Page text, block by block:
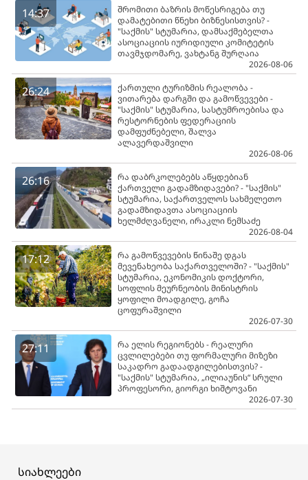
14:37
შრომითი ბაზრის მოწესრიგება თუ
დამატებითი წნეხი ბიზნესისთვის? -
"საქმის" სტუმარია, დამსაქმებელთა
ასოციაციის იურიდიული კომიტეტის
თავმჯდომარე, ვახტანგ შურღაია
2026-08-06
26:24
ქართული ტურიზმის რეალობა -
ვითარება დარგში და გამოწვევები -
"საქმის" სტუმარია, სასტუმროებისა და
რესტორნების ფედერაციის
დამფუძნებელი, შალვა
ალავერდაშვილი
2026-08-06
26:16
რა დაბრკოლებებს აწყდებიან
ქართველი გადამზიდავები? - "საქმის"
სტუმარია, საქართველოს სახმელეთო
გადამზიდავთა ასოციაციის
ხელმძღვანელი, ირაკლი ნემსაძე
2026-08-04
17:12
რა გამოწვევების წინაშე დგას
მევენახეობა საქართველოში? - "საქმის"
სტუმარია, ეკონომიკის დოქტორი,
სოფლის მეურნეობის მინისტრის
ყოფილი მოადგილე, გოჩა
ცოფურაშვილი
2026-07-30
27:11
რა ელის რეგიონებს - რეალური
ცვლილებები თუ ფორმალური მიზეზი
საკადრო გადაადგილებისთვის? -
"საქმის" სტუმარია, „ილიაუნის“ სრული
პროფესორი, გიორგი ხიშტოვანი
2026-07-30
სიახლეები